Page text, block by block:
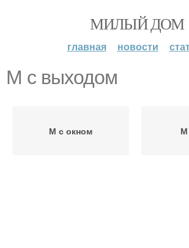
МИЛЫЙ ДОМ
главная новости
М с выходом
М с окном М